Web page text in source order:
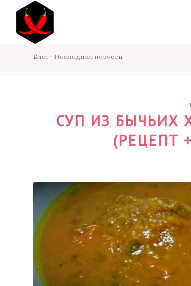
Блог - Последние новости
СУП ИЗ БЫЧЬИХ
(РЕЦЕПТ